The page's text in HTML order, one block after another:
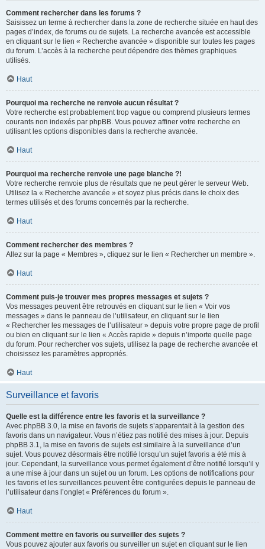
Comment rechercher dans les forums ?
Saisissez un terme à rechercher dans la zone de recherche située en haut des
pages d’index, de forums ou de sujets. La recherche avancée est accessible
en cliquant sur le lien « Recherche avancée » disponible sur toutes les pages
du forum. L’accès à la recherche peut dépendre des thèmes graphiques
utilisés.
Haut
Pourquoi ma recherche ne renvoie aucun résultat ?
Votre recherche est probablement trop vague ou comprend plusieurs termes
courants non indexés par phpBB. Vous pouvez affiner votre recherche en
utilisant les options disponibles dans la recherche avancée.
Haut
Pourquoi ma recherche renvoie une page blanche ?!
Votre recherche renvoie plus de résultats que ne peut gérer le serveur Web.
Utilisez la « Recherche avancée » et soyez plus précis dans le choix des
termes utilisés et des forums concernés par la recherche.
Haut
Comment rechercher des membres ?
Allez sur la page « Membres », cliquez sur le lien « Rechercher un membre ».
Haut
Comment puis-je trouver mes propres messages et sujets ?
Vos messages peuvent être retrouvés en cliquant sur le lien « Voir vos
messages » dans le panneau de l’utilisateur, en cliquant sur le lien
« Rechercher les messages de l’utilisateur » depuis votre propre page de profil
ou bien en cliquant sur le lien « Accès rapide » depuis n’importe quelle page
du forum. Pour rechercher vos sujets, utilisez la page de recherche avancée et
choisissez les paramètres appropriés.
Haut
Surveillance et favoris
Quelle est la différence entre les favoris et la surveillance ?
Avec phpBB 3.0, la mise en favoris de sujets s’apparentait à la gestion des
favoris dans un navigateur. Vous n’étiez pas notifié des mises à jour. Depuis
phpBB 3.1, la mise en favoris de sujets est similaire à la surveillance d’un
sujet. Vous pouvez désormais être notifié lorsqu’un sujet favoris a été mis à
jour. Cependant, la surveillance vous permet également d’être notifié lorsqu’il y
a une mise à jour dans un sujet ou un forum. Les options de notifications pour
les favoris et les surveillances peuvent être configurées depuis le panneau de
l’utilisateur dans l’onglet « Préférences du forum ».
Haut
Comment mettre en favoris ou surveiller des sujets ?
Vous pouvez ajouter aux favoris ou surveiller un sujet en cliquant sur le lien